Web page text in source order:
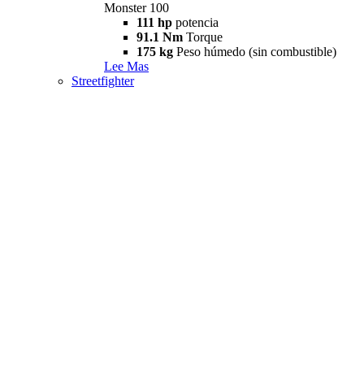
Monster 100
111 hp potencia
91.1 Nm Torque
175 kg Peso húmedo (sin combustible)
Lee Mas
Streetfighter